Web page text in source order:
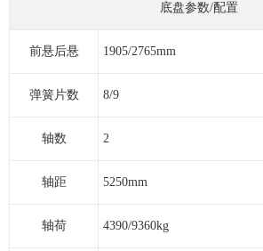
底盘参数/配置
前悬后悬 1905/2765mm
弹簧片数 8/9
轴数 2
轴距 5250mm
轴荷 4390/9360kg